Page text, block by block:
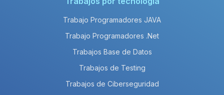
Trabajo Programadores JAVA
Trabajo Programadores .Net
Trabajos Base de Datos
Trabajos de Testing
Trabajos de Ciberseguridad